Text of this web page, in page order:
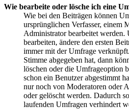
Wie bearbeite oder lösche ich eine
Wie bei den Beiträgen können
ursprünglichen Verfasser, einem
Administrator bearbeitet werden.
bearbeiten, ändere den ersten
immer mit der Umfrage
Stimme abgegeben hat, dann
löschen oder die Umfrageoption
schon ein Benutzer abgestimmt
nur noch von Moderatoren oder
oder gelöscht werden. Dadurch
laufenden Umfragen verhindert